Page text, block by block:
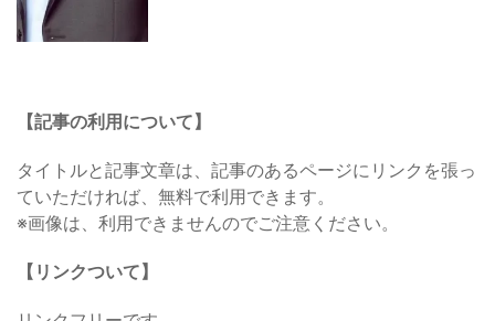
【記事の利用について】
タイトルと記事文章は、記事のあるページにリンクを張っ
ていただければ、無料で利用できます。
※画像は、利用できませんのでご注意ください。
【リンクついて】